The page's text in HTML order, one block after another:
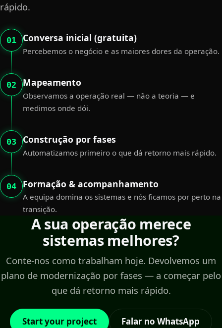
rápido.
01 Conversa inicial (gratuita)
Percebemos o negócio e as maiores dores da operação.
02 Mapeamento
Observamos a operação real — não a teoria — e
medimos onde dói.
03 Construção por fases
Automatizamos primeiro o que dá retorno mais rápido.
04 Formação & acompanhamento
A equipa domina os sistemas e nós ficamos por perto na
transição.
A sua operação merece
sistemas melhores?
Conte-nos como trabalham hoje. Devolvemos um
plano de modernização por fases — a começar pelo
que dá retorno mais rápido.
Start your project Falar no WhatsApp